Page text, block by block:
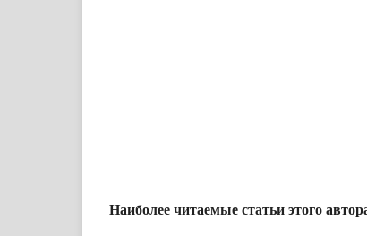
Наиболее читаемые статьи этого